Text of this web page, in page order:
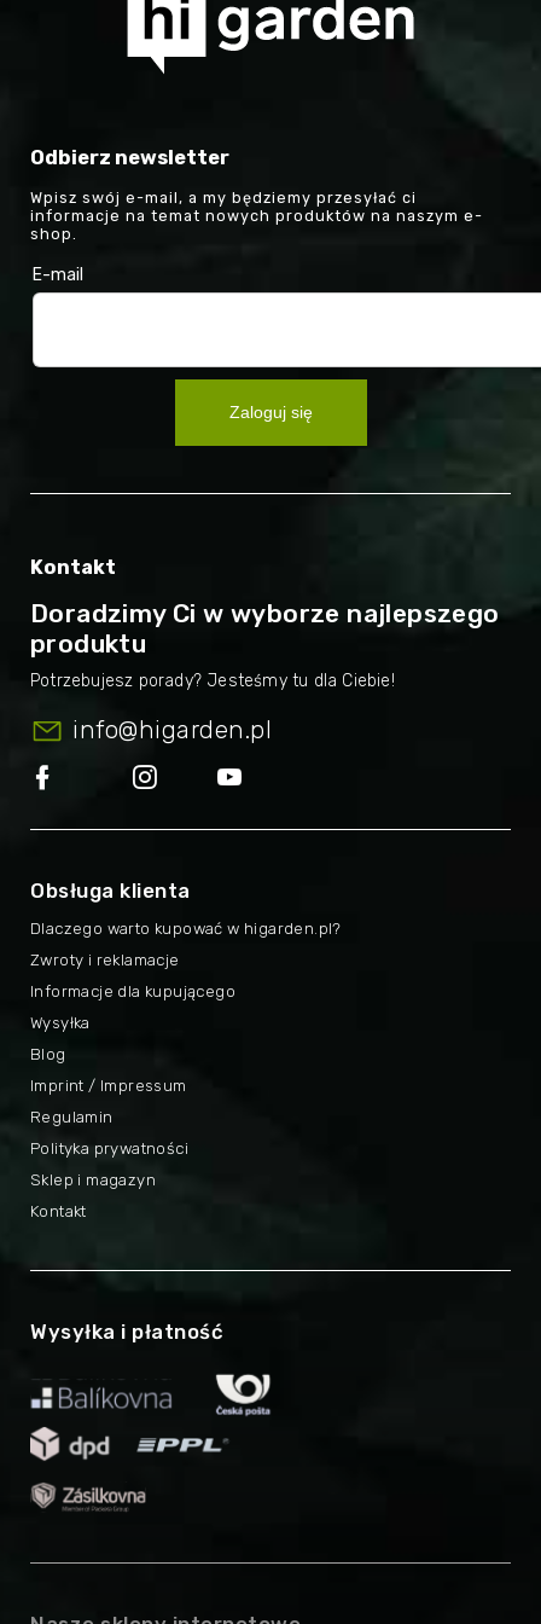
Odbierz newsletter
Wpisz swój e-mail, a my będziemy przesyłać ci
informacje na temat nowych produktów na naszym e-
shop.
E-mail
Zaloguj się
Kontakt
Doradzimy Ci w wyborze najlepszego
produktu
info@higarden.pl
Obsługa klienta
Dlaczego warto kupować w higarden.pl?
Imprint / Impressum
Zwroty i reklamacje
Regulamin
Informacje dla kupującego
Polityka prywatności
Wysyłka
Sklep i magazyn
Blog
Kontakt
Wysyłka i płatność